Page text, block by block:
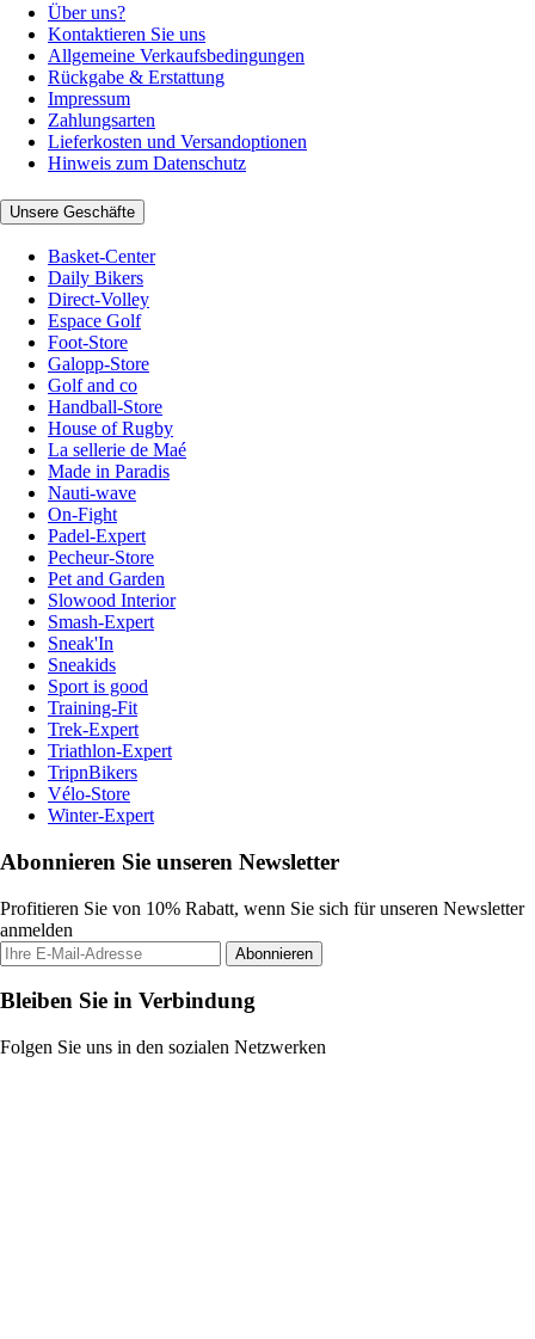
Über uns?
Kontaktieren Sie uns
Allgemeine Verkaufsbedingungen
Rückgabe & Erstattung
Impressum
Zahlungsarten
Lieferkosten und Versandoptionen
Hinweis zum Datenschutz
Unsere Geschäfte
Basket-Center
Daily Bikers
Direct-Volley
Espace Golf
Foot-Store
Galopp-Store
Golf and co
Handball-Store
House of Rugby
La sellerie de Maé
Made in Paradis
Nauti-wave
On-Fight
Padel-Expert
Pecheur-Store
Pet and Garden
Slowood Interior
Smash-Expert
Sneak'In
Sneakids
Sport is good
Training-Fit
Trek-Expert
Triathlon-Expert
TripnBikers
Vélo-Store
Winter-Expert
Abonnieren Sie unseren Newsletter
Profitieren Sie von 10% Rabatt, wenn Sie sich für unseren Newsletter
anmelden
Abonnieren
Bleiben Sie in Verbindung
Folgen Sie uns in den sozialen Netzwerken